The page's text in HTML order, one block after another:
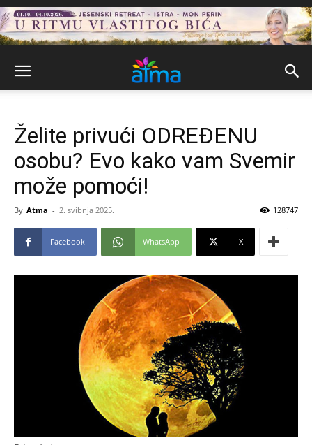
Želite privući ODREĐENU
osobu? Evo kako vam Svemir
može pomoći!
By Atma - 2. svibnja 2025. 128747
Facebook WhatsApp X